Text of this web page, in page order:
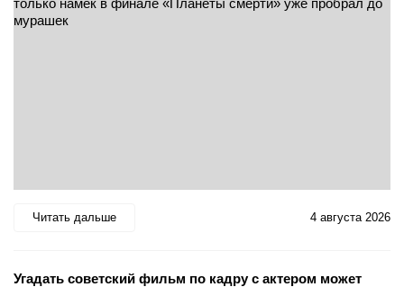
Читать дальше 4 августа 2026
Угадать советский фильм по кадру с актером может